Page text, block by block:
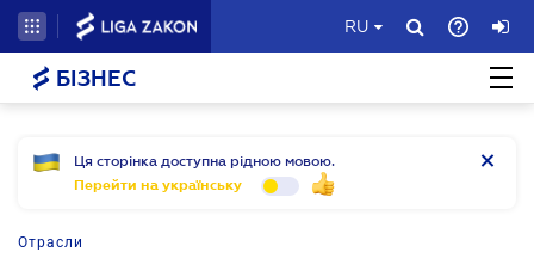
RU
БІЗНЕС
Ця сторінка доступна рідною мовою.
Перейти на українську
Отрасли